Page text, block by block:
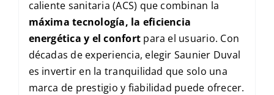
caliente sanitaria (ACS) que combinan la
máxima tecnología, la eficiencia
energética y el confort para el usuario. Con
décadas de experiencia, elegir Saunier Duval
es invertir en la tranquilidad que solo una
marca de prestigio y fiabilidad puede ofrecer.